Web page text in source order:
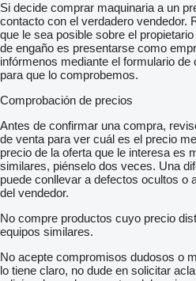
Si decide comprar maquinaria a un
contacto con el verdadero vendedor.
que le sea posible sobre el
de engaño es presentarse como
infórmenos mediante el formulario
para que lo comprobemos.
Comprobación de precios
Antes de confirmar una compra,
de venta para ver cuál es el precio
precio de la oferta que le interesa es
similares, piénselo dos veces. Una
puede conllevar a defectos ocultos o
del vendedor.
No compre productos cuyo precio
equipos similares.
No acepte compromisos dudosos o
lo tiene claro, no dude en solicitar